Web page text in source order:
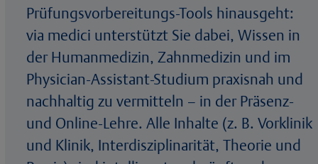
Prüfungsvorbereitungs-Tools hinausgeht:
via medici unterstützt Sie dabei, Wissen in
der Humanmedizin, Zahnmedizin und im
Physician-Assistant-Studium praxisnah und
nachhaltig zu vermitteln – in der Präsenz-
und Online-Lehre. Alle Inhalte (z. B. Vorklinik
und Klinik, Interdisziplinarität, Theorie und